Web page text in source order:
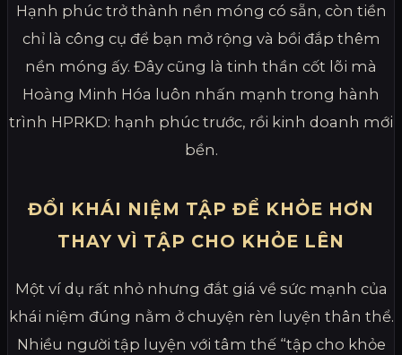
Hạnh phúc trở thành nền móng có sẵn, còn tiền
chỉ là công cụ để bạn mở rộng và bồi đắp thêm
nền móng ấy. Đây cũng là tinh thần cốt lõi mà
Hoàng Minh Hóa luôn nhấn mạnh trong hành
trình HPRKD: hạnh phúc trước, rồi kinh doanh mới
bền.
ĐỔI KHÁI NIỆM TẬP ĐỂ KHỎE HƠN
THAY VÌ TẬP CHO KHỎE LÊN
Một ví dụ rất nhỏ nhưng đắt giá về sức mạnh của
khái niệm đúng nằm ở chuyện rèn luyện thân thể.
Nhiều người tập luyện với tâm thế “tập cho khỏe